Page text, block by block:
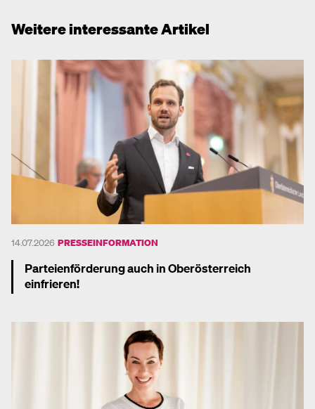
Weitere interessante Artikel
14.07.2026 PRESSEINFORMATION
Parteienförderung auch in Oberösterreich
einfrieren!